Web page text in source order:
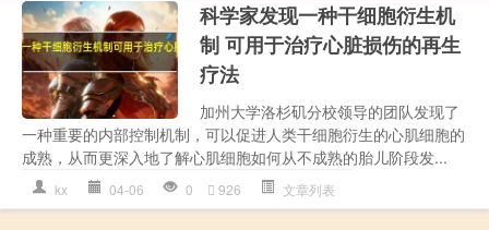
科学家发现一种干细胞衍生机
制 可用于治疗心脏损伤的再生
疗法
加州大学洛杉矶分校领导的团队发现了
一种重要的内部控制机制，可以促进人类干细胞衍生的心肌细胞的
成熟，从而更深入地了解心肌细胞如何从不成熟的胎儿阶段发...
kx 04-06 0 926 文章列表